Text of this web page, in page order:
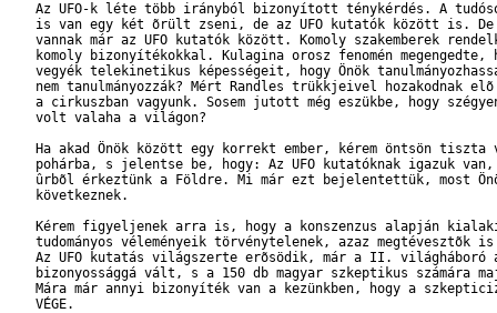
Az UFO-k léte több irányból bizonyított ténykérdés. A
is van egy két õrült zseni, de az UFO kutatók között is.
vannak már az UFO kutatók között. Komoly szakemberek
komoly bizonyítékokkal. Kulagina orosz fenomén megengedte,
vegyék telekinetikus képességeit, hogy Önök
nem tanulmányozzák? Mért Randles trükkjeivel hozakodnak
a cirkuszban vagyunk. Sosem jutott még eszükbe, hogy
   volt valaha a világon?
Ha akad Önök között egy korrekt ember, kérem öntsön tiszta
pohárba, s jelentse be, hogy: Az UFO kutatóknak igazuk
ûrbõl érkeztünk a Földre. Mi már ezt bejelentettük, most
   következnek.
Kérem figyeljenek arra is, hogy a konszenzus alapján
tudományos véleményeik törvénytelenek, azaz megtévesztõk
Az UFO kutatás világszerte erõsödik, már a II. világháboró
bizonyossággá vált, s a 150 db magyar szkeptikus számára
Mára már annyi bizonyíték van a kezünkben, hogy a
   VÉGE.